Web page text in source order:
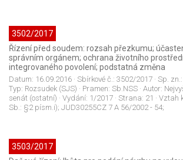
3502/2017
Řízení před soudem: rozsah přezkumu;
správním orgánem; ochrana životního
integrovaného povolení; podstatná změna
Datum: 16.09.2016 · Sbírkové č.: 3502/2017 · Sp. zn.:
Typ: Rozsudek (SJS) · Pramen: Sb.NSS · Autor:
senát (ostatní) · Vydání: 1/2017 · Strana: 21 · Vztah
Sb.: §2 písm.i); JUD30255CZ 7 A 56/2002 - 54;
3503/2017